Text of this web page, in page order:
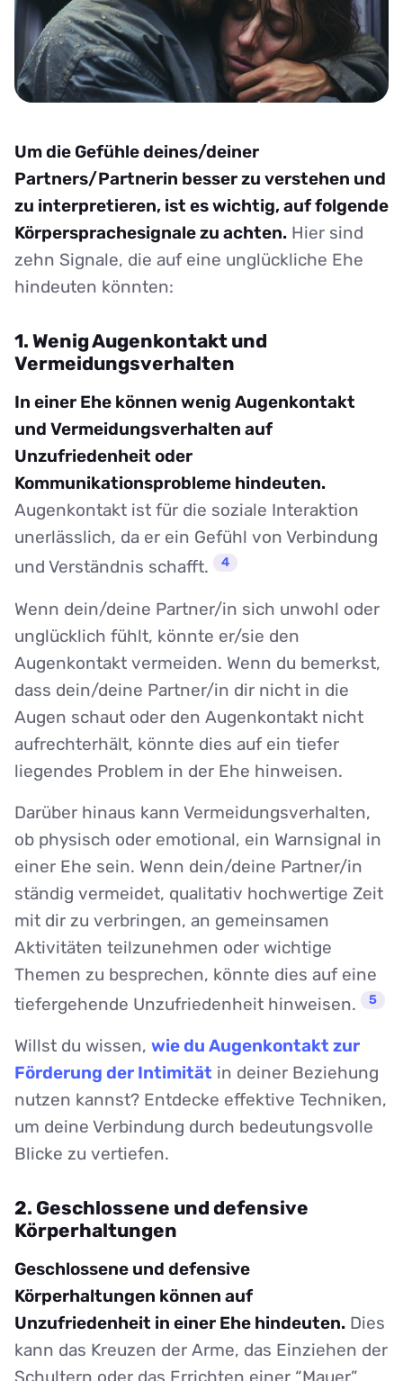
Um die Gefühle deines/deiner
Partners/Partnerin besser zu verstehen und
zu interpretieren, ist es wichtig, auf folgende
Körpersprachesignale zu achten. Hier sind
zehn Signale, die auf eine unglückliche Ehe
hindeuten könnten:
1. Wenig Augenkontakt und
Vermeidungsverhalten
In einer Ehe können wenig Augenkontakt
und Vermeidungsverhalten auf
Unzufriedenheit oder
Kommunikationsprobleme hindeuten.
Augenkontakt ist für die soziale Interaktion
unerlässlich, da er ein Gefühl von Verbindung
und Verständnis schafft.
4
Wenn dein/deine Partner/in sich unwohl oder
unglücklich fühlt, könnte er/sie den
Augenkontakt vermeiden. Wenn du bemerkst,
dass dein/deine Partner/in dir nicht in die
Augen schaut oder den Augenkontakt nicht
aufrechterhält, könnte dies auf ein tiefer
liegendes Problem in der Ehe hinweisen.
Darüber hinaus kann Vermeidungsverhalten,
ob physisch oder emotional, ein Warnsignal in
einer Ehe sein. Wenn dein/deine Partner/in
ständig vermeidet, qualitativ hochwertige Zeit
mit dir zu verbringen, an gemeinsamen
Aktivitäten teilzunehmen oder wichtige
Themen zu besprechen, könnte dies auf eine
tiefergehende Unzufriedenheit hinweisen.
5
Willst du wissen, wie du Augenkontakt zur
Förderung der Intimität in deiner Beziehung
nutzen kannst? Entdecke effektive Techniken,
um deine Verbindung durch bedeutungsvolle
Blicke zu vertiefen.
2. Geschlossene und defensive
Körperhaltungen
Geschlossene und defensive
Körperhaltungen können auf
Unzufriedenheit in einer Ehe hindeuten. Dies
kann das Kreuzen der Arme, das Einziehen der